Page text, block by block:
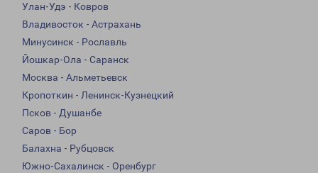
Улан-Удэ - Ковров
Владивосток - Астрахань
Минусинск - Рославль
Йошкар-Ола - Саранск
Москва - Альметьевск
Кропоткин - Ленинск-Кузнецкий
Псков - Душанбе
Саров - Бор
Балахна - Рубцовск
Южно-Сахалинск - Оренбург